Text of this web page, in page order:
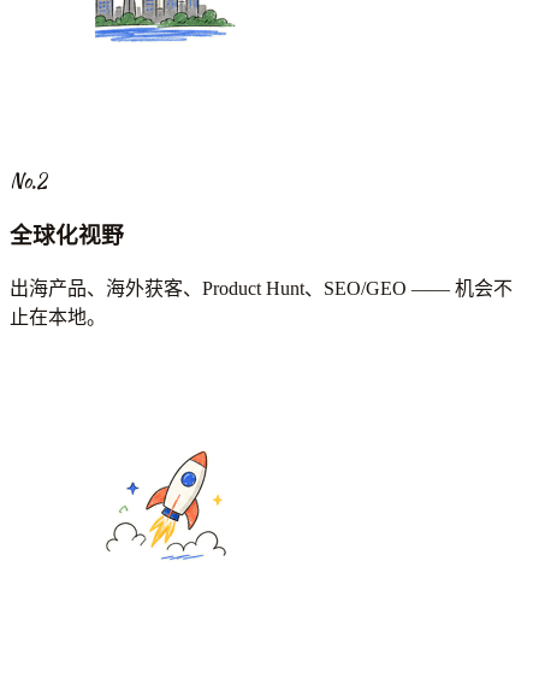
No.2
全球化视野
出海产品、海外获客、Product Hunt、SEO/GEO —— 机会不
止在本地。